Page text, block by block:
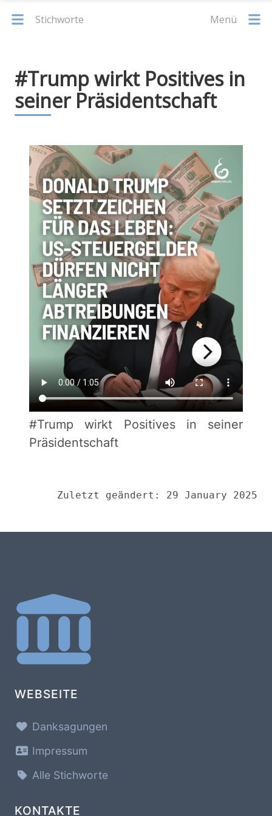
Stichworte Menü
#Trump wirkt Positives in
seiner Präsidentschaft
#Trump wirkt Positives in seiner
Präsidentschaft
Zuletzt geändert: 29 January 2025
WEBSEITE
Danksagungen
Impressum
Alle Stichworte
KONTAKTE